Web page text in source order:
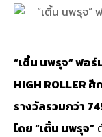
“เติ้น นพรุจ” ฟอ
HIGH ROLLER
รางวัลรวมกว่า
โดย “เติ้น นพรุจ”